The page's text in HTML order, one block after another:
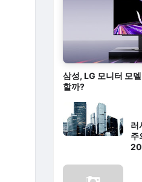
삼성, LG 모니터 모
할까?
러
주